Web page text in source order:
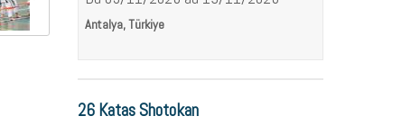
Antalya, Türkiye
26 Katas Shotokan